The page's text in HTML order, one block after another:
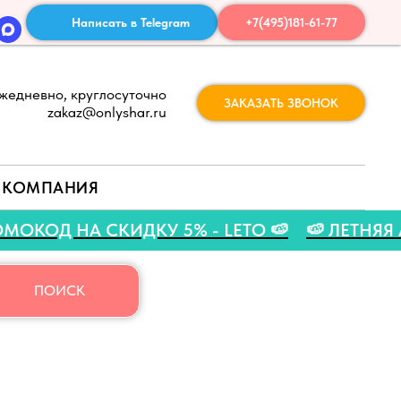
Написать в Telegram +7(495)181-61-77
круглосуточно
zakaz@onlyshar.ru
ЗАКАЗАТЬ ЗВОНОК
КОМПАНИЯ
ПРОМОКОД НА СКИДКУ 5% - LETO 🍉 🍉
ПОИСК